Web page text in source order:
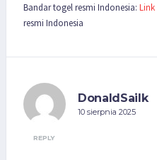
Bandar togel resmi Indonesia:
resmi Indonesia
DonaldSailk
10 sierpnia 2025
REPLY